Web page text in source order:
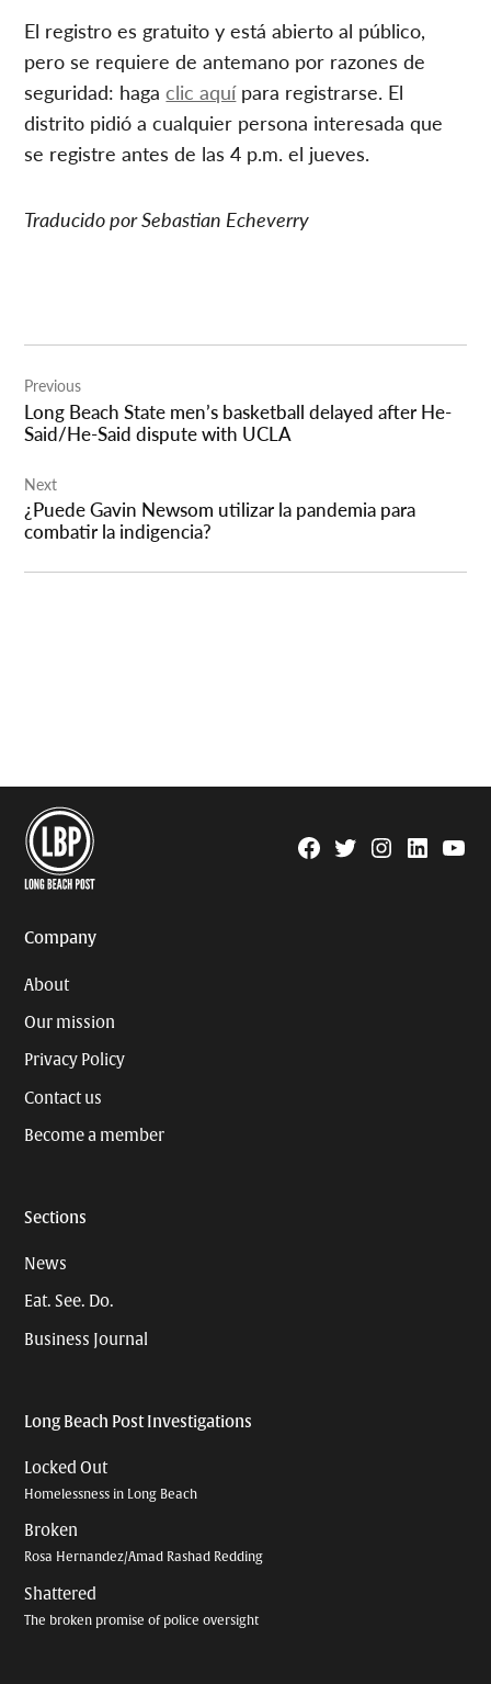
El registro es gratuito y está abierto al público,
pero se requiere de antemano por razones de
seguridad: hagaclic aquípara registrarse. El
distrito pidió a cualquier persona interesada que
se registre antes de las 4 p.m. el jueves.
Traducido por Sebastian Echeverry
navigation
Previous
Long Beach State men’s basketball delayed after He-
Said/He-Said dispute with UCLA
Next
¿Puede Gavin Newsom utilizar la pandemia para
combatir la indigencia?
Facebook
TwitterInstagram
Linkedin
Company
About
Our mission
Privacy Policy
Contact us
Become a member
Sections
News
Eat. See. Do.
Business Journal
Long Beach Post Investigations
Locked Out
Homelessness in Long Beach
Broken
Rosa Hernandez/Amad Rashad Redding
Shattered
The broken promise of police oversight